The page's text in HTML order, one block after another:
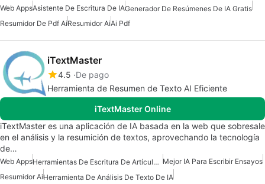
Web AppsAsistente De Escritura De IAGenerador De Resúmenes De IA Gratis
Resumidor De Pdf AiResumidor AiAi Pdf
iTextMaster
4.5 De pago
Herramienta de Resumen de Texto AI Eficiente
iTextMaster Online
iTextMaster es una aplicación de IA basada en la web que sobresale
en el análisis y la resumición de textos, aprovechando la tecnología
de…
Web Apps Herramientas De Escritura De Artículos De IA Mejor IA Para Escribir Ensayos
Resumidor AiHerramienta De Análisis De Texto De IA